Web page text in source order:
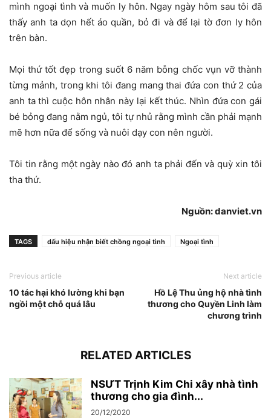
mình ngoại tình và muốn ly hôn. Ngay ngày hôm sau tôi đã
thấy anh ta dọn hết áo quần, bỏ đi và để lại tờ đơn ly hôn
trên bàn.
Mọi thứ tốt đẹp trong suốt 6 năm bỗng chốc vụn vỡ thành
từng mảnh, trong khi tôi đang mang thai đứa con thứ 2 của
anh ta thì cuộc hôn nhân này lại kết thúc. Nhìn đứa con gái
bé bỏng đang nằm ngủ, tôi tự nhủ rằng mình cần phải mạnh
mẽ hơn nữa để sống và nuôi dạy con nên người.
Tôi tin rằng một ngày nào đó anh ta phải đến và quỳ xin tôi
tha thứ.
Nguồn: danviet.vn
TAGS dấu hiệu nhận biết chồng ngoại tình Ngoại tình
Previous article
10 tác hại khó lường khi bạn
ngồi một chỗ quá lâu
Next article
Hồ Lệ Thu ủng hộ nhà tình
thương cho Quyền Linh làm
chương trình
RELATED ARTICLES
NSƯT Trịnh Kim Chi xây nhà tình
thương cho gia đình...
20/12/2020